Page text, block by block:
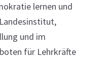
lernen und
und im
für Lehrkräfte